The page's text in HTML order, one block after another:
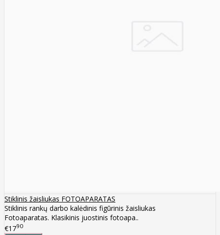
Stiklinis žaisliukas FOTOAPARATAS
Stiklinis rankų darbo kalėdinis figūrinis žaisliukas
Fotoaparatas. Klasikinis juostinis fotoapa..
€1790